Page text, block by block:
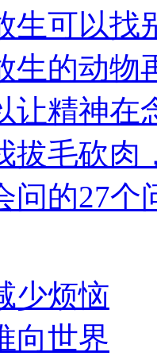
生可以找
生的动物
让精神在
拔毛砍肉
问的27个
少烦恼
向世界